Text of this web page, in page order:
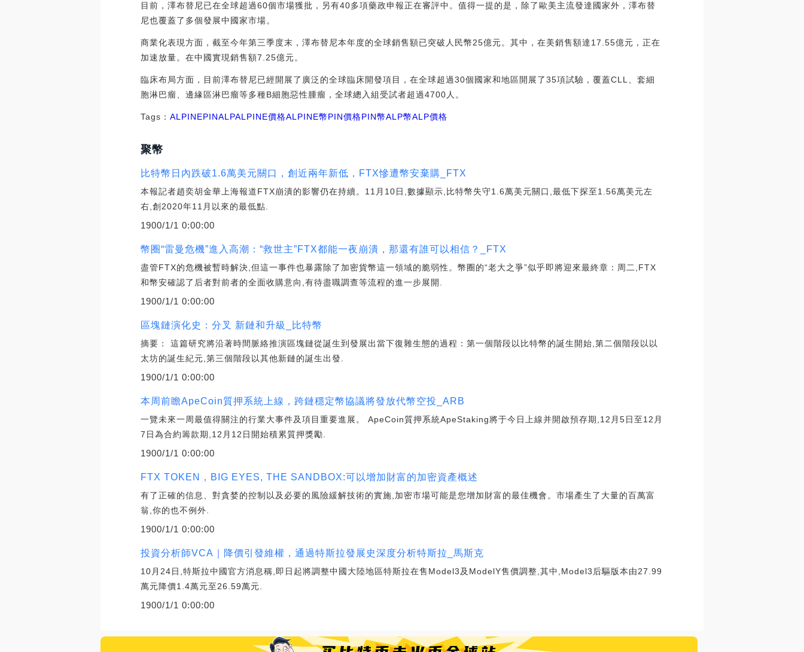
目前，澤布替尼已在全球超過60個市場獲批，另有40多項藥政申報正在審評中。值得一提的是，除了歐美主流發達國家外，澤布替
尼也覆蓋了多個發展中國家市場。
商業化表現方面，截至今年第三季度末，澤布替尼本年度的全球銷售額已突破人民幣25億元。其中，在美銷售額達17.55億元，正在
加速放量。在中國實現銷售額7.25億元。
臨床布局方面，目前澤布替尼已經開展了廣泛的全球臨床開發項目，在全球超過30個國家和地區開展了35項試驗，覆蓋CLL、套細
胞淋巴瘤、邊緣區淋巴瘤等多種B細胞惡性腫瘤，全球總入組受試者超過4700人。
Tags：ALPINEPINALPALPINE價格ALPINE幣PIN價格PIN幣ALP幣ALP價格
聚幣
比特幣日內跌破1.6萬美元關口，創近兩年新低，FTX慘遭幣安棄購_FTX
本報記者趙奕胡金華上海報道FTX崩潰的影響仍在持續。11月10日,數據顯示,比特幣失守1.6萬美元關口,最低下探至1.56萬美元左
右,創2020年11月以來的最低點.
1900/1/1 0:00:00
幣圈“雷曼危機”進入高潮：“救世主”FTX都能一夜崩潰，那還有誰可以相信？_FTX
盡管FTX的危機被暫時解決,但這一事件也暴露除了加密貨幣這一領域的脆弱性。幣圈的“老大之爭”似乎即將迎來最終章：周二,FTX
和幣安確認了后者對前者的全面收購意向,有待盡職調查等流程的進一步展開.
1900/1/1 0:00:00
區塊鏈演化史：分叉 新鏈和升級_比特幣
摘要： 這篇研究將沿著時間脈絡推演區塊鏈從誕生到發展出當下復雜生態的過程：第一個階段以比特幣的誕生開始,第二個階段以以
太坊的誕生紀元,第三個階段以其他新鏈的誕生出發.
1900/1/1 0:00:00
本周前瞻ApeCoin質押系統上線，跨鏈穩定幣協議將發放代幣空投_ARB
一覽未來一周最值得關注的行業大事件及項目重要進展。 ApeCoin質押系統ApeStaking將于今日上線并開啟預存期,12月5日至12月
7日為合約籌款期,12月12日開始積累質押獎勵.
1900/1/1 0:00:00
FTX TOKEN，BIG EYES, THE SANDBOX:可以增加財富的加密資產概述
有了正確的信息、對貪婪的控制以及必要的風險緩解技術的實施,加密市場可能是您增加財富的最佳機會。市場產生了大量的百萬富
翁,你的也不例外.
1900/1/1 0:00:00
投資分析師VCA｜降價引發維權，通過特斯拉發展史深度分析特斯拉_馬斯克
10月24日,特斯拉中國官方消息稱,即日起將調整中國大陸地區特斯拉在售Model3及ModelY售價調整,其中,Model3后驅版本由27.99
萬元降價1.4萬元至26.59萬元.
1900/1/1 0:00:00